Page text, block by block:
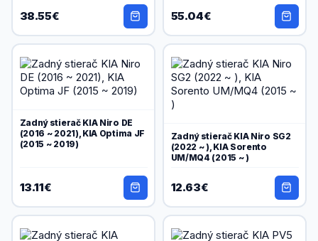
38.55€ 55.04€
Zadný stierač KIA Niro DE
(2016 ~ 2021), KIA Optima JF
(2015 ~ 2019)
13.11€
Zadný stierač KIA Niro SG2
(2022 ~ ), KIA Sorento
UM/MQ4 (2015 ~ )
12.63€